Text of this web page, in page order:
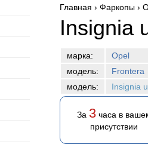
Вы здесь
Главная › Фаркопы ›
Insignia
марка:
Opel
модель:
Frontera
модель:
Insignia
За 3часа в
присутствии